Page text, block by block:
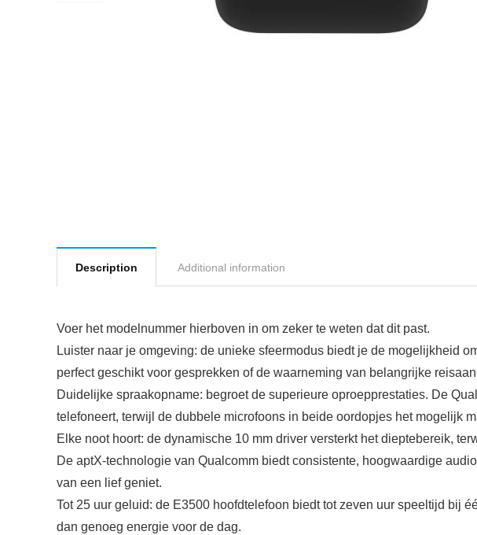
Description Additional information
Voer het modelnummer hierboven in om zeker te weten dat dit past.
Luister naar je omgeving: de unieke sfeermodus biedt je de mogelijkheid
perfect geschikt voor gesprekken of de waarneming van belangrijke
Duidelijke spraakopname: begroet de superieure oproepprestaties. De
telefoneert, terwijl de dubbele microfoons in beide oordopjes het mogelijk
Elke noot hoort: de dynamische 10 mm driver versterkt het dieptebereik,
De aptX-technologie van Qualcomm biedt consistente, hoogwaardige
van een lief geniet.
Tot 25 uur geluid: de E3500 hoofdtelefoon biedt tot zeven uur speeltijd bij
dan genoeg energie voor de dag.